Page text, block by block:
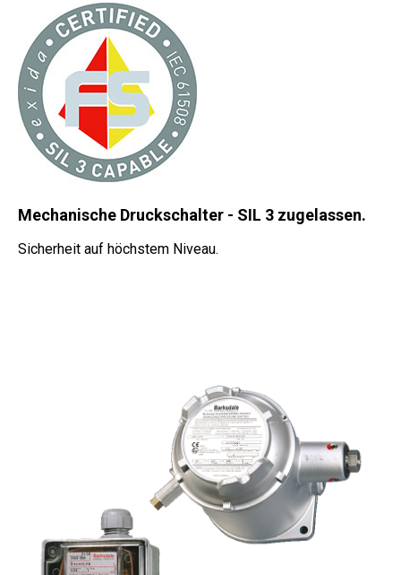
Mechanische Druckschalter - SIL 3 zugelassen.
Sicherheit auf höchstem Niveau.